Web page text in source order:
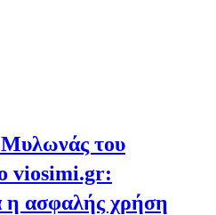
του
viosimi.gr:
η ασφαλής χρήση